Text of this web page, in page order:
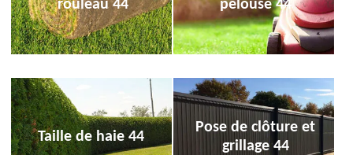
rouleau 44
pelouse 44
Taille de haie 44
Pose de clôture et
grillage 44